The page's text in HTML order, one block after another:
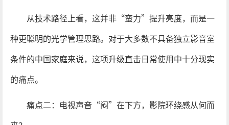
从技术路径上看，这并非“蛮力”提升亮度，而是一
种更聪明的光学管理思路。对于大多数不具备独立影音室
条件的中国家庭来说，这项升级直击日常使用中十分现实
的痛点。
痛点二：电视声音“闷”在下方，影院环绕感从何而